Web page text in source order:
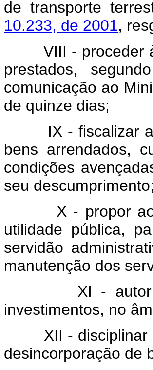
de transporte
10.233, de 2001,
VIII - proceder à
prestados,
comunicação ao
de quinze dias;
IX - fiscalizar a
bens arrendados,
condições
seu descumprimento;
X - propor ao
utilidade pública,
servidão
manutenção dos
XI - autorizar
investimentos, no
XII - disciplinar
desincorporação de